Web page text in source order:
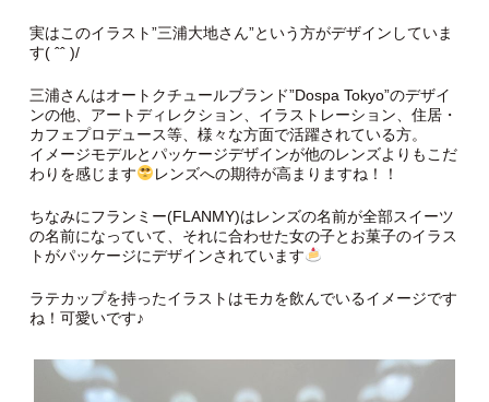
実はこのイラスト”三浦大地さん”という方がデザインしていま
す( ˆˆ )/
三浦さんはオートクチュールブランド”Dospa Tokyo”のデザイ
ンの他、アートディレクション、イラストレーション、住居・
カフェプロデュース等、様々な方面で活躍されている方。
イメージモデルとパッケージデザインが他のレンズよりもこだ
わりを感じます
レンズへの期待が高まりますね！！
ちなみにフランミー(FLANMY)はレンズの名前が全部スイーツ
の名前になっていて、それに合わせた女の子とお菓子のイラス
トがパッケージにデザインされています
ラテカップを持ったイラストはモカを飲んでいるイメージです
ね！可愛いです♪